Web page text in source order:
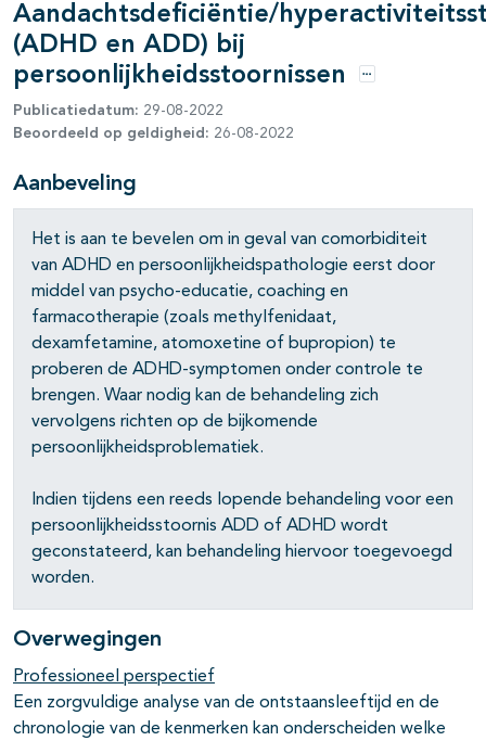
open- en dichtklappen
open- en dichtklappen
Aandachtsdeficiëntie/
(ADHD en ADD) bij
persoonlijkheidsstoornissen
Opties
Publicatiedatum: 29-08-2022
Beoordeeld op geldigheid: 26-08-2022
Aanbeveling
Het is aan te bevelen om in geval van comorbiditeit
van ADHD en persoonlijkheidspathologie eerst door
middel van psycho-educatie, coaching en
farmacotherapie (zoals methylfenidaat,
dexamfetamine, atomoxetine of bupropion) te
proberen de ADHD-symptomen onder controle te
brengen. Waar nodig kan de behandeling zich
vervolgens richten op de bijkomende
persoonlijkheidsproblematiek.
Indien tijdens een reeds lopende behandeling voor een
persoonlijkheidsstoornis ADD of ADHD wordt
geconstateerd, kan behandeling hiervoor toegevoegd
worden.
Overwegingen
Professioneel perspectief
Een zorgvuldige analyse van de ontstaansleeftijd en de
chronologie van de kenmerken kan onderscheiden welke